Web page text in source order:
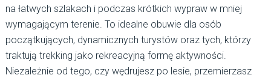
na łatwych szlakach i podczas krótkich wypraw w mniej
wymagającym terenie. To idealne obuwie dla osób
początkujących, dynamicznych turystów oraz tych, którzy
traktują trekking jako rekreacyjną formę aktywności.
Niezależnie od tego, czy wędrujesz po lesie, przemierzasz